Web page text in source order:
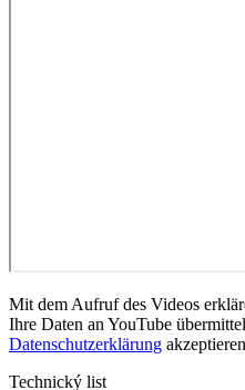
Mit dem Aufruf des Videos
Ihre Daten an YouTube
Datenschutzerklärung
Technický list